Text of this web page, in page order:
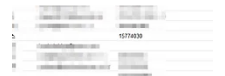
다. 전화번호를 컨버터(변환)하는 방법은 다양한 방법이 있지만, 가장 보편적인
CSV파일로 자료를 옮기는 방법을 알려드리겠습니다. 찾아보시면 자신의 기종
에서 다른 기종으로 전화번호를 옮기는 앱이나 유틸이 있기는 할텐데, 아래의
방법은 일종의 수작업이지만, 한번 사용해보시면 앞으로 다른 기종으로 번호를
바꾸거나, 백업, 복원 등을 하실때 ..